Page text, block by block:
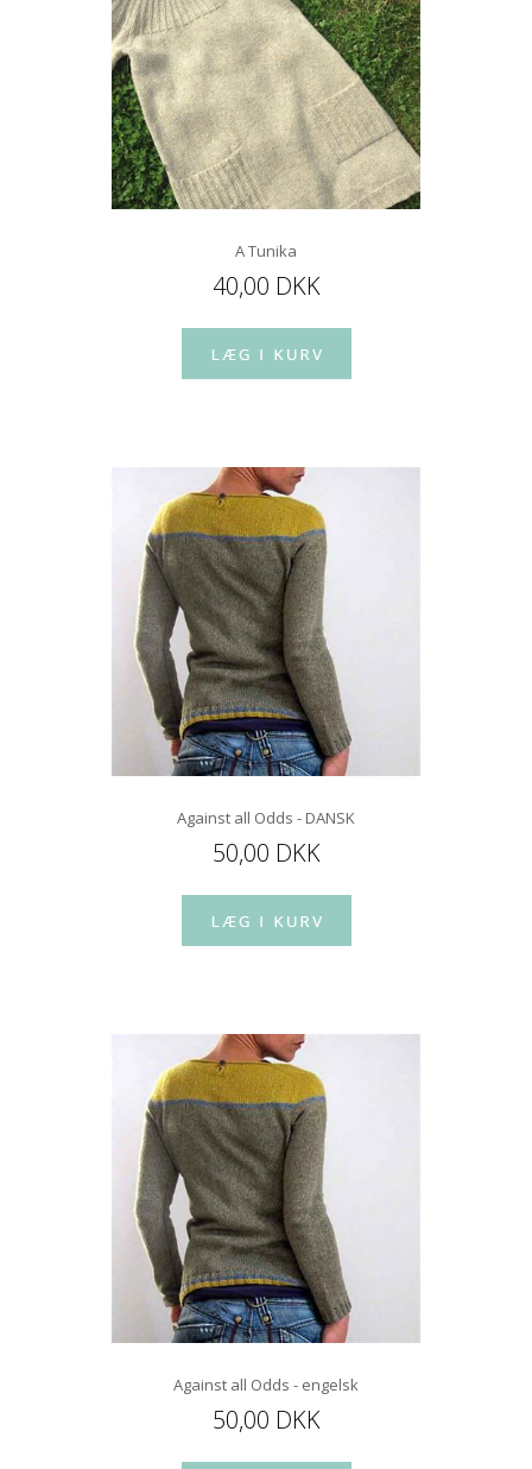
A Tunika
40,00 DKK
Against all Odds - DANSK
50,00 DKK
Against all Odds - engelsk
50,00 DKK